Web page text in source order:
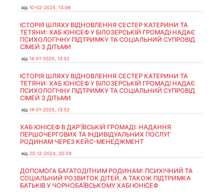
від 10-02-2025, 13:06
ІСТОРІЯ ШЛЯХУ ВІДНОВЛЕННЯ СЕСТЕР КАТЕРИНИ ТА
ТЕТЯНИ: ХАБ ЮНІСЕФ У БІЛОЗЕРСЬКІЙ ГРОМАДІ НАДАЄ
ПСИХОЛОГІЧНУ ПІДТРИМКУ ТА СОЦІАЛЬНИЙ СУПРОВІД
СІМЕЙ З ДІТЬМИ
від 14-01-2025, 13:52
ІСТОРІЯ ШЛЯХУ ВІДНОВЛЕННЯ СЕСТЕР КАТЕРИНИ ТА
ТЕТЯНИ: ХАБ ЮНІСЕФ У БІЛОЗЕРСЬКІЙ ГРОМАДІ НАДАЄ
ПСИХОЛОГІЧНУ ПІДТРИМКУ ТА СОЦІАЛЬНИЙ СУПРОВІД
СІМЕЙ З ДІТЬМИ
від 14-01-2025, 13:52
ХАБ ЮНІСЕФ В ДАР’ЇВСЬКІЙ ГРОМАДІ: НАДАННЯ
ПЕРШОЧЕРГОВИХ ТА ІНДИВІДУАЛЬНИХ ПОСЛУГ
РОДИНАМ ЧЕРЕЗ КЕЙС-МЕНЕДЖМЕНТ
від 20-12-2024, 20:29
ДОПОМОГА БАГАТОДІТНИМ РОДИНАМ: ПСИХІЧНИЙ ТА
СОЦІАЛЬНИЙ РОЗВИТОК ДІТЕЙ, А ТАКОЖ ПІДТРИМКА
БАТЬКІВ У ЧОРНОБАЇВСЬКОМУ ХАБІ ЮНІСЕФ